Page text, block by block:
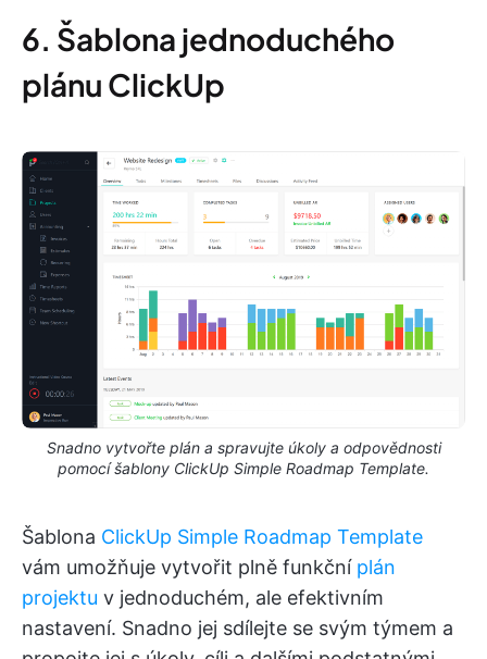
6. Šablona jednoduchého
plánu ClickUp
Snadno vytvořte plán a spravujte úkoly a odpovědnosti
pomocí šablony ClickUp Simple Roadmap Template.
Šablona ClickUp Simple Roadmap Template
vám umožňuje vytvořit plně funkční plán
projektu v jednoduchém, ale efektivním
nastavení. Snadno jej sdílejte se svým týmem a